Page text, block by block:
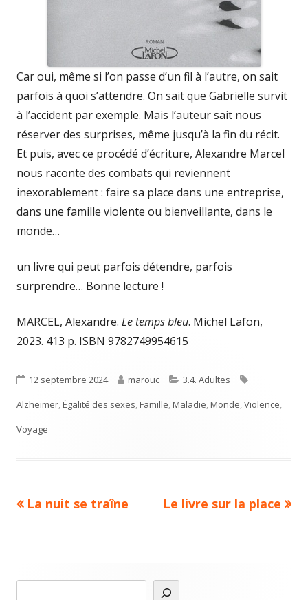
Car oui, même si l’on passe d’un fil à l’autre, on sait
parfois à quoi s’attendre. On sait que Gabrielle survit
à l’accident par exemple. Mais l’auteur sait nous
réserver des surprises, même jusqu’à la fin du récit.
Et puis, avec ce procédé d’écriture, Alexandre Marcel
nous raconte des combats qui reviennent
inexorablement : faire sa place dans une entreprise,
dans une famille violente ou bienveillante, dans le
monde…
un livre qui peut parfois détendre, parfois
surprendre… Bonne lecture !
MARCEL, Alexandre. Le temps bleu. Michel Lafon,
2023. 413 p. ISBN 9782749954615
Published
on
12 septembre 2024 Author
marouc Categories
3.4. Adultes
Alzheimer,Égalité des sexes,Famille,Maladie,Monde,Violence,
Voyage
Navigation
Previous
La nuit se traîne
Next
Le livre sur la place